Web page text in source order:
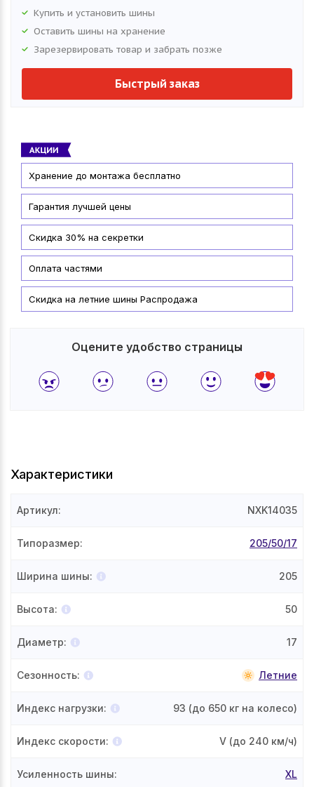
Купить и установить шины
Оставить шины на хранение
Зарезервировать товар и забрать позже
Быстрый заказ
Хранение до монтажа бесплатно
Гарантия лучшей цены
Скидка 30% на секретки
Оплата частями
Скидка на летние шины Распродажа
Оцените удобство страницы
Характеристики
Артикул: NXK14035
Типоразмер: 205/50/17
Ширина шины: 205
Высота: 50
Диаметр: 17
Сезонность: Летние
Индекс нагрузки: 93 (до 650 кг на колесо)
Индекс скорости: V (до 240 км/ч)
Усиленность шины: XL